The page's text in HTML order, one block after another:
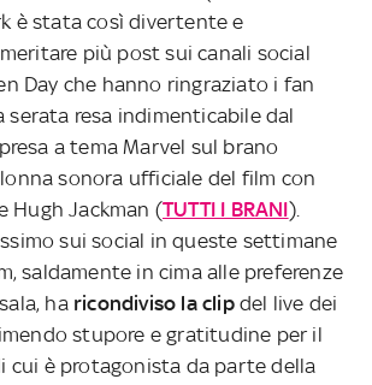
è stata così divertente e
più post sui canali social
Day che hanno ringraziato i fan
serata resa indimenticabile dal
a tema Marvel sul brano
sonora ufficiale del film con
Hugh Jackman (TUTTI I BRANI).
sui social in queste settimane
saldamente in cima alle preferenze
haricondiviso la clipdel live dei
stupore e gratitudine per il
cui è protagonista da parte della